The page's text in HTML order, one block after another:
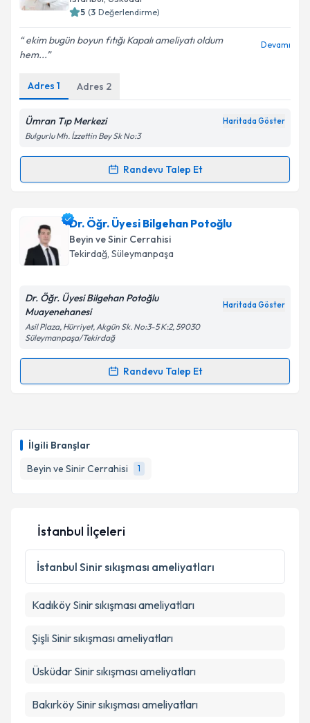
İlgili Branşlar
Beyin ve Sinir Cerrahisi
1
5 (3 Değerlendirme)
ekim bugün boyun fıtığı Kapalı ameliyatı oldum
hem...
Devamı
Adres 1 Adres 2
Ümran Tıp Merkezi Haritada Göster
Bulgurlu Mh. İzzettin Bey Sk No:3
Randevu Talep Et
Randevu Takvimi Talebi
Op. Dr. Ayhan Karaiçin randevu takvimi talebi
oluşturun. Size bu uzmandan randevu almanız için bir
takvim hazırlandığında e-posta ile bilgilendireceğiz.
Kişisel verilerimin işlenmesine ilişkin
Metni'ni okudum ve kişisel verilerimin belirtilen
kapsamda işlenmesini kabul ediyorum.
Dr. Öğr. Üyesi Bilgehan Potoğlu
Beyin ve Sinir Cerrahisi
Tekirdağ, Süleymanpaşa
Dr. Öğr. Üyesi Bilgehan Potoğlu
Muayenehanesi
Haritada Göster
Asil Plaza, Hürriyet, Akgün Sk. No:3-5 K:2, 59030
Süleymanpaşa/Tekirdağ
Randevu Talep Et
Randevu Takvimi Talebi
almanız için bir takvim hazırlandığında e-posta ile
bilgilendireceğiz.
E-posta Adresiniz
Kişisel verilerimin işlenmesine ilişkin
Metni'ni okudum ve kişisel verilerimin belirtilen
Takvim Talebini Gönder
İstanbul İlçeleri
İstanbul Sinir sıkışması ameliyatları
Kadıköy Sinir sıkışması ameliyatları
Şişli Sinir sıkışması ameliyatları
Üsküdar Sinir sıkışması ameliyatları
Bakırköy Sinir sıkışması ameliyatları